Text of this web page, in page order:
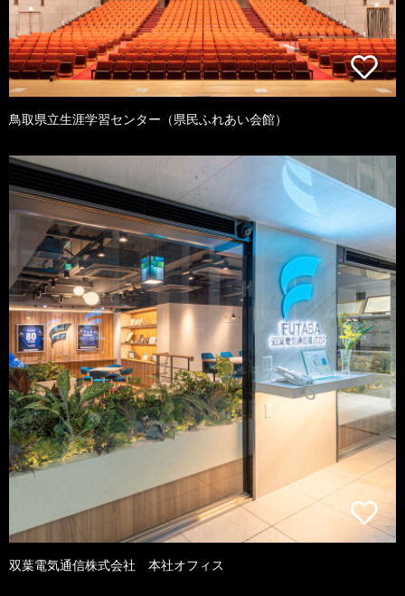
鳥取県立生涯学習センター（県民ふれあい会館）
双葉電気通信株式会社 本社オフィス